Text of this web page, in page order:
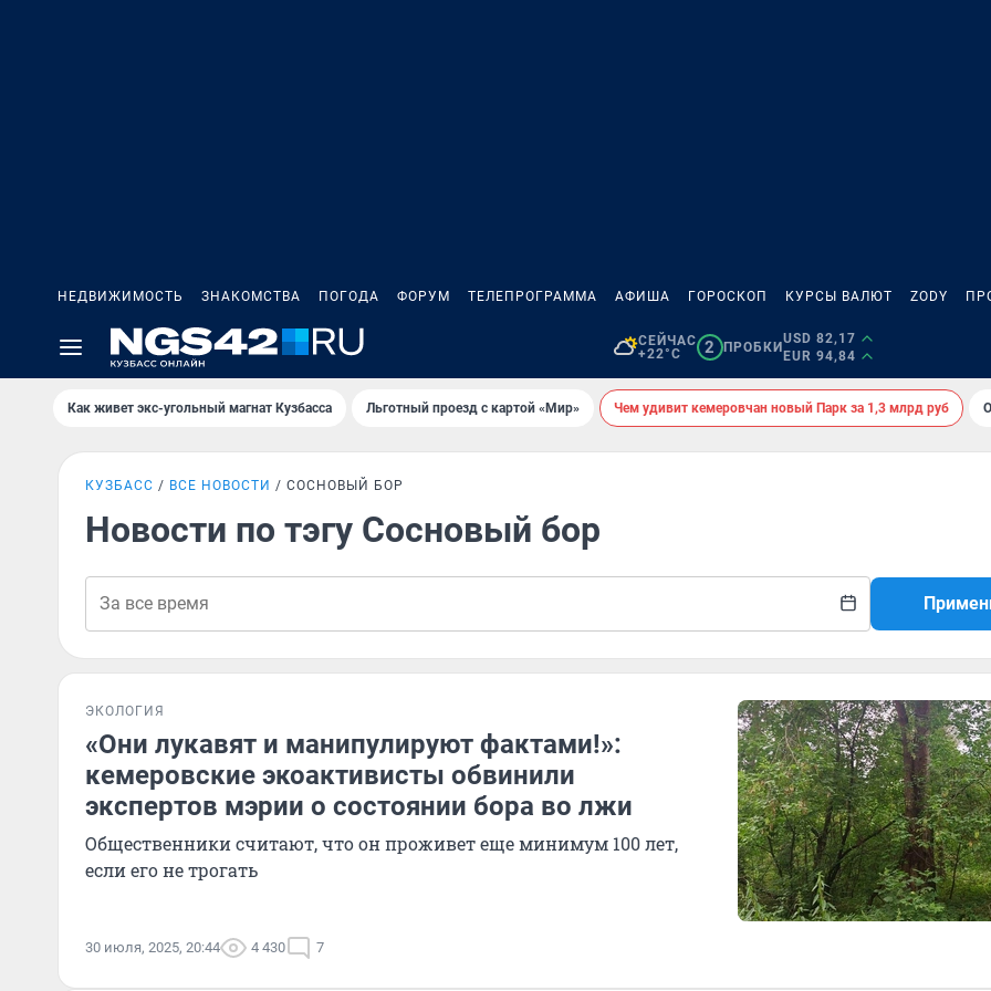
НЕДВИЖИМОСТЬ ЗНАКОМСТВА ПОГОДА ФОРУМ ТЕЛЕПРОГРАММА АФИША ГОРОСКОП КУРСЫ ВАЛЮТ ZODY
СЕЙЧАС
+22°C
2 ПРОБКИ
USD 82,17
EUR 94,84
Как живет экс-угольный магнат Кузбасса Льготный проезд с картой «Мир» Чем удивит кемеровчан новый Парк за 1,3 млрд руб
КУЗБАСС ВСЕ НОВОСТИ СОСНОВЫЙ БОР
Новости по тэгу Сосновый бор
ЭКОЛОГИЯ
«Они лукавят и манипулируют фактами!»:
кемеровские экоактивисты обвинили
экспертов мэрии о состоянии бора во лжи
Общественники считают, что он проживет еще минимум 100 лет,
если его не трогать
30 июля, 2025, 20:44 4 430 7